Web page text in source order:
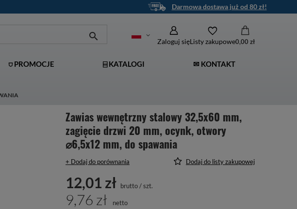
Darmowa dostawa już od 80 zł!
Zaloguj sięListy zakupowe0,00 zł
⛉ PROMOCJE ⌸ KATALOGI ✉ KONTAKT
Zawias wewnętrzny stalowy 32,5x60 mm,
zagięcie drzwi 20 mm, ocynk, otwory
⌀6,5x12 mm, do spawania
+ Dodaj do porównania Dodaj do listy zakupowej
12,01 zł brutto/szt.
9,76 zł netto